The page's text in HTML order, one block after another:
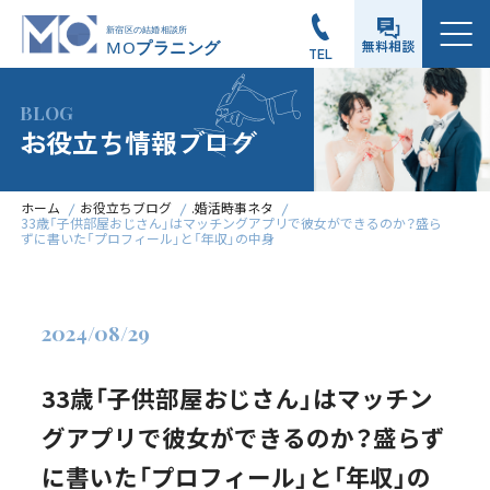
TEL 無料相談
メニュー
BLOG
お役立ち情報ブログ
ホーム お役立ちブログ
.婚活時事ネタ
33歳「子供部屋おじさん」はマッチングアプリで彼女ができるのか？盛ら
ずに書いた「プロフィール」と「年収」の中身
33歳「子供部屋おじさん」はマッチン
グアプリで彼女ができるのか？盛らず
に書いた「プロフィール」と「年収」の
2024/08/29